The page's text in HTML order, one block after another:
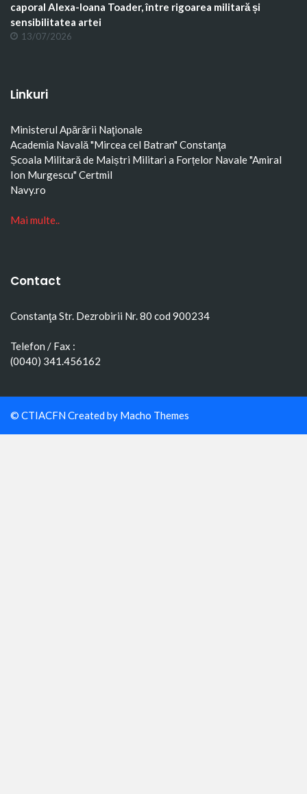
caporal Alexa-Ioana Toader, între rigoarea militară și
sensibilitatea artei
13/07/2026
Linkuri
Ministerul Apărării Naţionale
Academia Navală "Mircea cel Batran" Constanţa
Școala Militară de Maiștri Militari a Forțelor Navale "Amiral
Ion Murgescu" Certmil
Navy.ro
Mai multe..
Contact
Constanţa Str. Dezrobirii Nr. 80 cod 900234
Telefon / Fax :
(0040) 341.456162
© CTIACFN Created by Macho Themes